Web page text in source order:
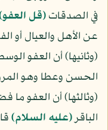
في الصدقات﴿قل
عن الأهل والعيال أو
(وثانيها) أن العفو
الحسن وعطا وهو
(وثالثها) أن العفو
الباقر(عليه السلام)